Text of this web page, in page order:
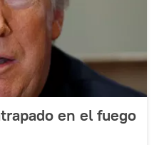
en el fuego